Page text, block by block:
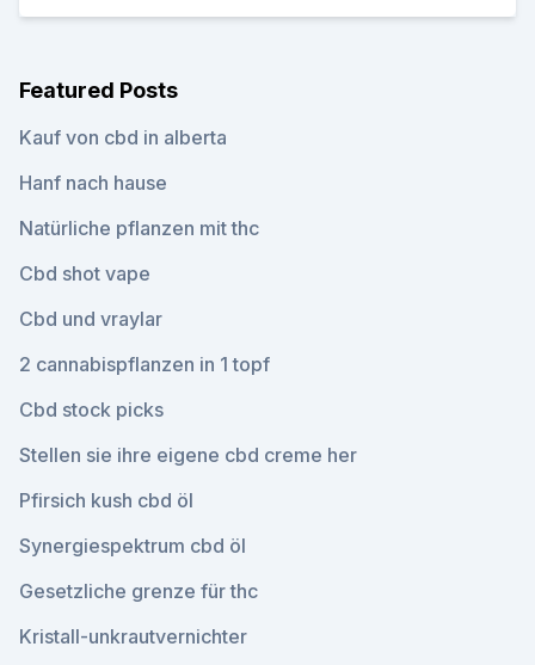
Featured Posts
Kauf von cbd in alberta
Hanf nach hause
Natürliche pflanzen mit thc
Cbd shot vape
Cbd und vraylar
2 cannabispflanzen in 1 topf
Cbd stock picks
Stellen sie ihre eigene cbd creme her
Pfirsich kush cbd öl
Synergiespektrum cbd öl
Gesetzliche grenze für thc
Kristall-unkrautvernichter